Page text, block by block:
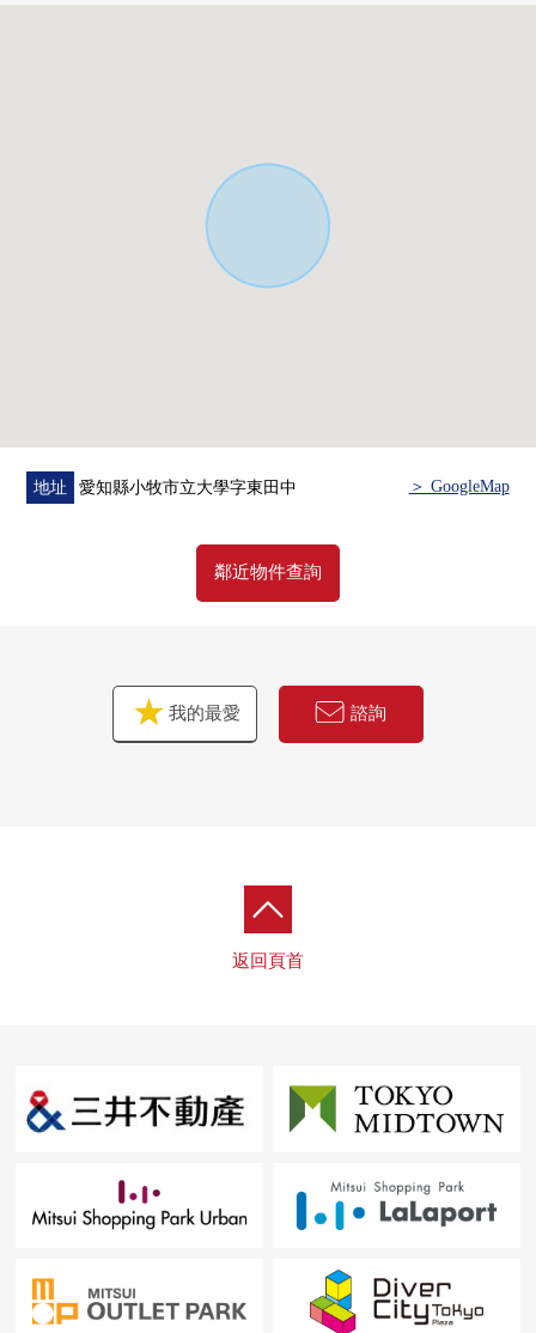
・到味岡小學到約500m，味岡中學約650m
■ 在找想要的家方面給予幫助的━━━━━・・・
地址 愛知縣小牧市立大學字東田中 ＞ GoogleMap
鄰近物件查詢
我的最愛 諮詢
返回頁首